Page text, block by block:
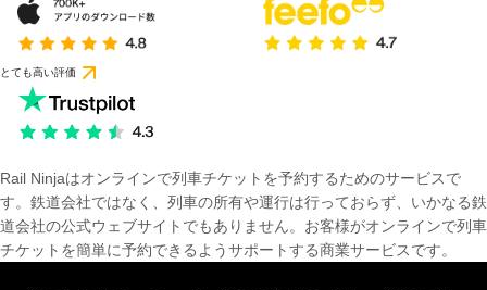
とても高い評価
Rail Ninjaはオンラインで列車チケットを予約するためのサービスで
す。鉄道会社ではなく、列車の所有や運行は行っておらず、いかなる鉄
道会社の公式ウェブサイトでもありません。お客様がオンラインで列車
チケットを簡単に予約できるようサポートする商業サービスです。